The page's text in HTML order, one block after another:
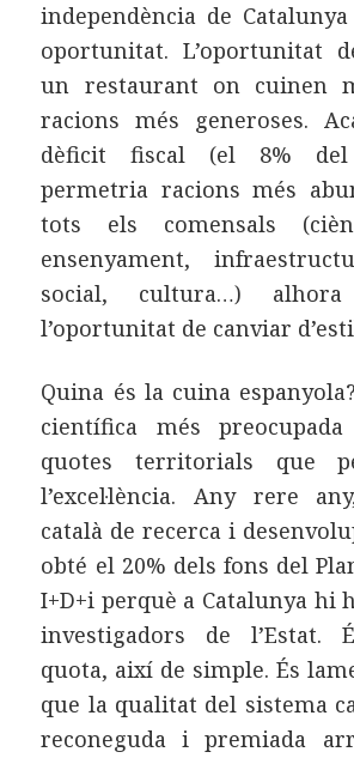
independència de
oportunitat. L’oportunitat
un restaurant on cuinen
racions més generoses.
dèficit fiscal (el 8% del
permetria racions més
tots els comensals
ensenyament,
social, cultura…)
l’oportunitat de canviar
Quina és la cuina
científica més
quotes territorials que
l’excel·lència. Any rere
català de recerca i
obté el 20% dels fons del
I+D+i perquè a Catalunya hi
investigadors de l’Estat.
quota, així de simple. És
que la qualitat del sistema
reconeguda i premiada